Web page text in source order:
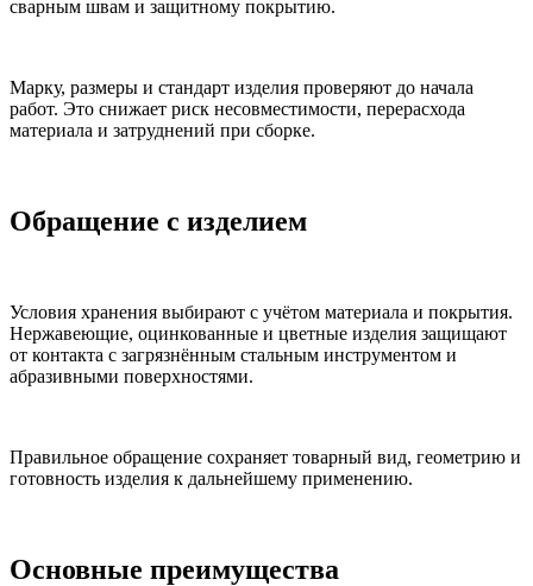
сварным швам и защитному покрытию.
Марку, размеры и стандарт изделия проверяют до начала
работ. Это снижает риск несовместимости, перерасхода
материала и затруднений при сборке.
Обращение с изделием
Условия хранения выбирают с учётом материала и покрытия.
Нержавеющие, оцинкованные и цветные изделия защищают
от контакта с загрязнённым стальным инструментом и
абразивными поверхностями.
Правильное обращение сохраняет товарный вид, геометрию и
готовность изделия к дальнейшему применению.
Основные преимущества